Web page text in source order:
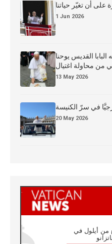
على أن تغيّر حياتنا
1 Jun 2026
البابا القديس يوحنا
من محاولة اغتيال
13 May 2026
في سرّ الكنيسة
20 May 2026
من أيلول في